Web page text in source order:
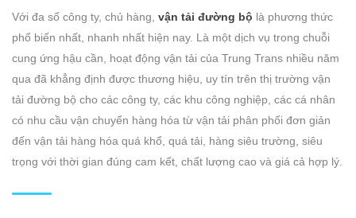
Với đa số công ty, chủ hàng, vận tải đường bộ là phương thức
phổ biến nhất, nhanh nhất hiện nay. Là một dịch vụ trong chuỗi
cung ứng hậu cần, hoạt động vận tải của Trung Trans nhiều năm
qua đã khẳng định được thương hiệu, uy tín trên thị trường vận
tải đường bộ cho các công ty, các khu công nghiệp, các cá nhân
có nhu cầu vận chuyển hàng hóa từ vận tải phân phối đơn giản
đến vận tải hàng hóa quá khổ, quá tải, hàng siêu trường, siêu
trọng với thời gian đúng cam kết, chất lượng cao và giá cả hợp lý.